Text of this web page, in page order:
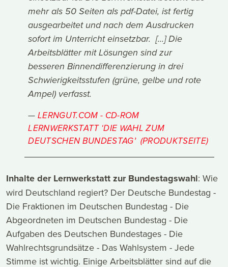
mehr als 50 Seiten als pdf-Datei, ist fertig
ausgearbeitet und nach dem Ausdrucken
sofort im Unterricht einsetzbar. [...] Die
Arbeitsblätter mit Lösungen sind zur
besseren Binnendifferenzierung in drei
Schwierigkeitsstufen (grüne, gelbe und rote
Ampel) verfasst.
LERNGUT.COM - CD-ROM
LERNWERKSTATT ‘DIE WAHL ZUM
DEUTSCHEN BUNDESTAG’ (PRODUKTSEITE)
Inhalte der Lernwerkstatt zur Bundestagswahl: Wie
wird Deutschland regiert? Der Deutsche Bundestag -
Die Fraktionen im Deutschen Bundestag - Die
Abgeordneten im Deutschen Bundestag - Die
Aufgaben des Deutschen Bundestages - Die
Wahlrechtsgrundsätze - Das Wahlsystem - Jede
Stimme ist wichtig. Einige Arbeitsblätter sind auf die